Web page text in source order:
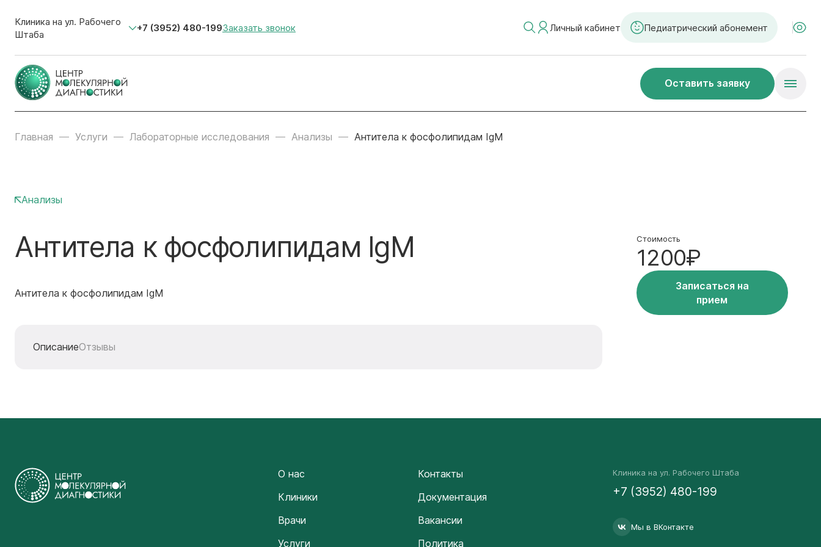
Клиника на ул. Рабочего
Штаба
+7 (3952) 480-199Заказать звонок Личный кабинет Педиатрический абонемент
Оставить заявку
Главная Услуги Лабораторные исследования Анализы Антитела к фосфолипидам IgM
Анализы
Антитела к фосфолипидам IgM
Антитела к фосфолипидам IgM
ОписаниеОтзывы
Стоимость
1200₽
Записаться на
прием
О нас
Клиники
Врачи
Услуги
Контакты
Документация
Вакансии
Политика
Клиника на ул. Рабочего Штаба
+7 (3952) 480-199
Мы в ВКонтакте